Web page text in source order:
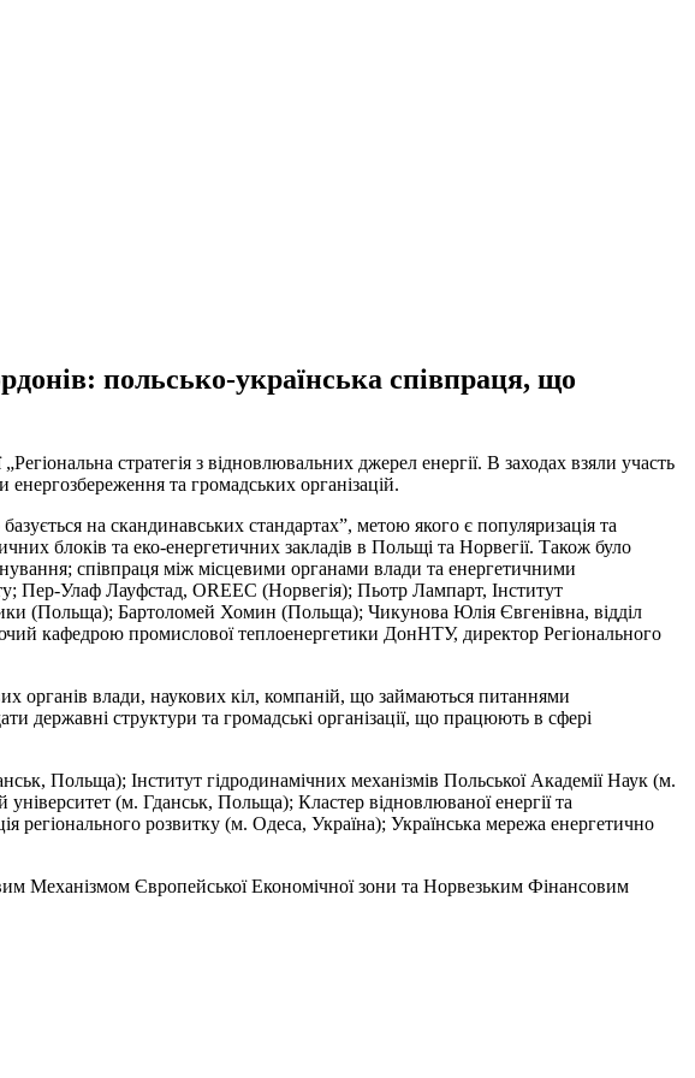
польсько-українська співпраця, що
стратегія з відновлювальних джерел енергії. В заходах взяли участь
та громадських організацій.
на скандинавських стандартах”, метою якого є популяризація та
блоків та еко-енергетичних закладів в Польщі та Норвегії. Також було
співпраця між місцевими органами влади та енергетичними
Пер-Улаф Лауфстад, OREEC (Норвегія); Пьотр Лампарт, Інститут
(Польща); Бартоломей Хомин (Польща); Чикунова Юлія Євгенівна, відділ
кафедрою промислової теплоенергетики ДонНТУ, директор Регіонального
органів влади, наукових кіл, компаній, що займаються питаннями
державні структури та громадські організації, що працюють в сфері
Польща); Інститут гідродинамічних механізмів Польської Академії Наук (м.
(м. Гданськ, Польща); Кластер відновлюваної енергії та
розвитку (м. Одеса, Україна); Українська мережа енергетично
Механізмом Європейської Економічної зони та Норвезьким Фінансовим